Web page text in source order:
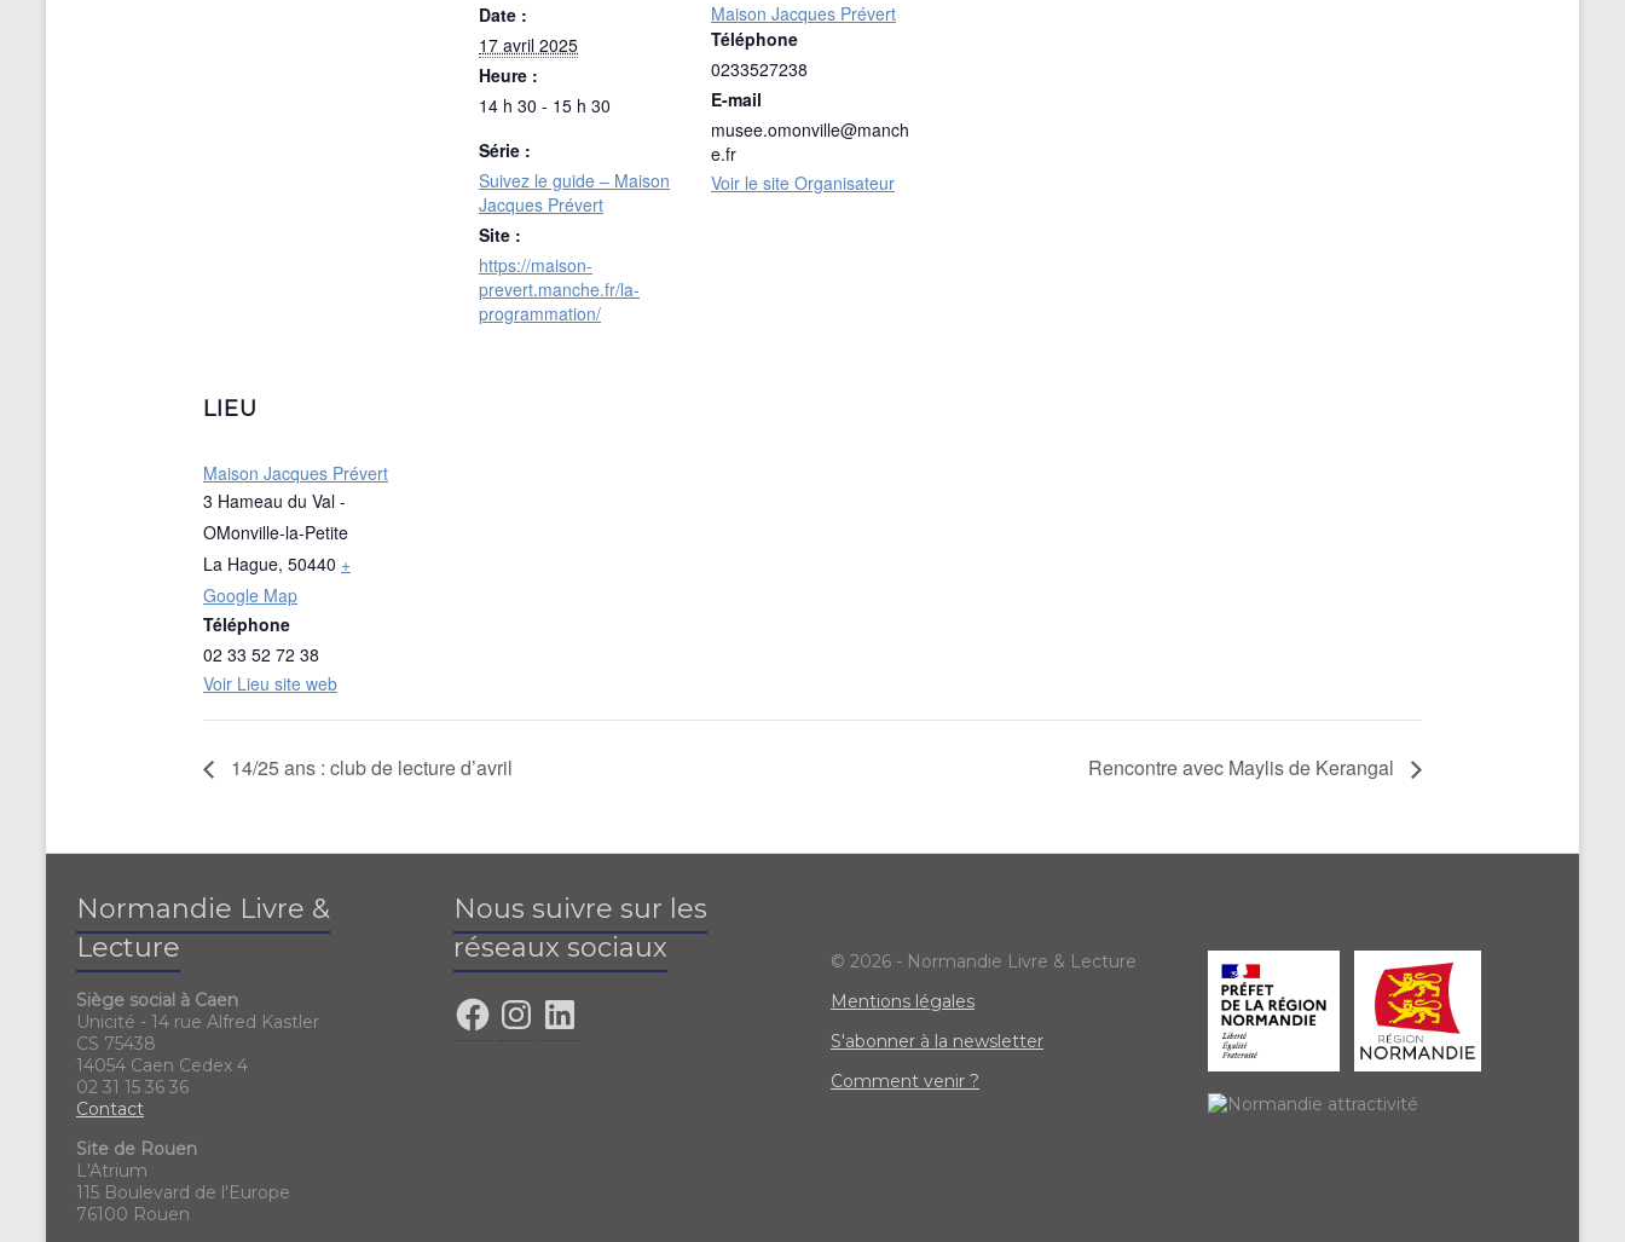
Date :
17 avril 2025
Heure :
14 h 30 - 15 h 30
Série :
Suivez le guide – Maison
Jacques Prévert
Site :
https://maison-
prevert.manche.fr/la-
programmation/
Maison Jacques Prévert
Téléphone
0233527238
E-mail
musee.omonville@manch
e.fr
Voir le site Organisateur
LIEU
Maison Jacques Prévert
3 Hameau du Val -
OMonville-la-Petite
La Hague, 50440 +
Google Map
Téléphone
02 33 52 72 38
Voir Lieu site web
14/25 ans : club de lecture d’avril Rencontre avec Maylis de Kerangal
Normandie Livre &
Lecture
Siège social à Caen
Unicité - 14 rue Alfred Kastler
CS 75438
14054 Caen Cedex 4
02 31 15 36 36
Contact
Site de Rouen
L'Atrium
115 Boulevard de l'Europe
76100 Rouen
Nous suivre sur les
réseaux sociaux
© 2026 - Normandie Livre & Lecture
Mentions légales
S'abonner à la newsletter
Comment venir ?